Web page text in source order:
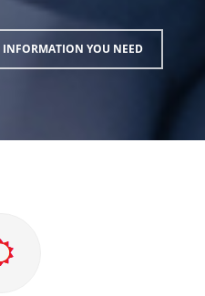
YOU NEED